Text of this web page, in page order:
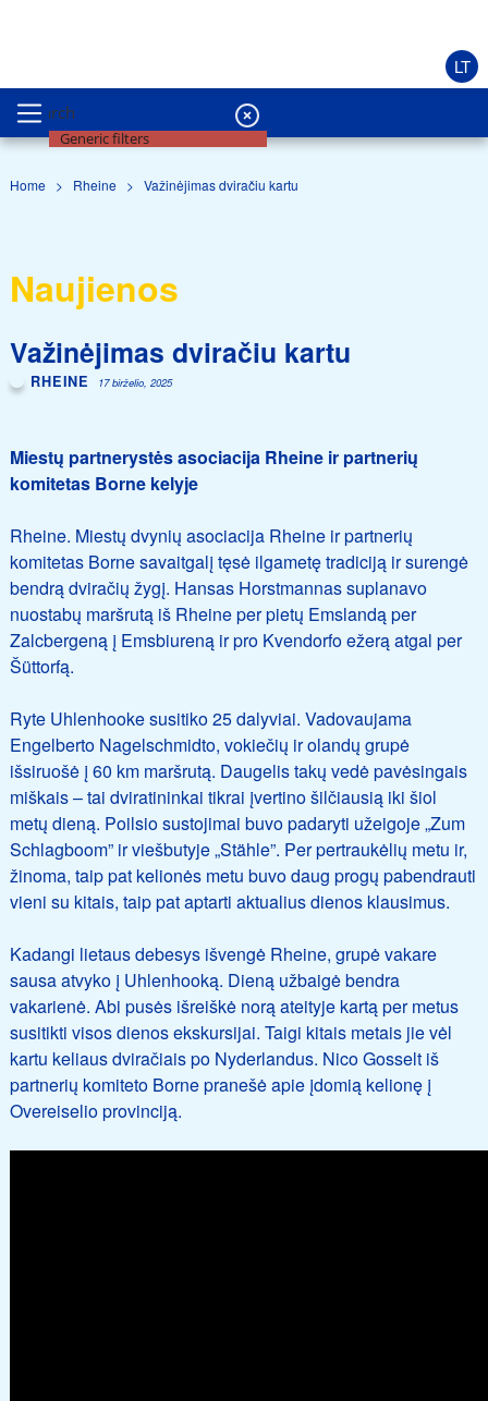
LT
Search
Generic filters
Home > Rheine > Važinėjimas dviračiu kartu
Naujienos
Važinėjimas dviračiu kartu
RHEINE 17 birželio, 2025
Miestų partnerystės asociacija Rheine ir partnerių
komitetas Borne kelyje
Rheine. Miestų dvynių asociacija Rheine ir partnerių
komitetas Borne savaitgalį tęsė ilgametę tradiciją ir surengė
bendrą dviračių žygį. Hansas Horstmannas suplanavo
nuostabų maršrutą iš Rheine per pietų Emslandą per
Zalcbergeną į Emsbiureną ir pro Kvendorfo ežerą atgal per
Šüttorfą.
Ryte Uhlenhooke susitiko 25 dalyviai. Vadovaujama
Engelberto Nagelschmidto, vokiečių ir olandų grupė
išsiruošė į 60 km maršrutą. Daugelis takų vedė pavėsingais
miškais – tai dviratininkai tikrai įvertino šilčiausią iki šiol
metų dieną. Poilsio sustojimai buvo padaryti užeigoje „Zum
Schlagboom” ir viešbutyje „Stähle”. Per pertraukėlių metu ir,
žinoma, taip pat kelionės metu buvo daug progų pabendrauti
vieni su kitais, taip pat aptarti aktualius dienos klausimus.
Kadangi lietaus debesys išvengė Rheine, grupė vakare
sausa atvyko į Uhlenhooką. Dieną užbaigė bendra
vakarienė. Abi pusės išreiškė norą ateityje kartą per metus
susitikti visos dienos ekskursijai. Taigi kitais metais jie vėl
kartu keliaus dviračiais po Nyderlandus. Nico Gosselt iš
partnerių komiteto Borne pranešė apie įdomią kelionę į
Overeiselio provinciją.